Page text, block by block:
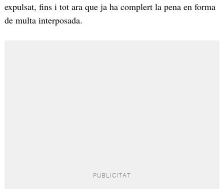
expulsat, fins i tot ara que ja ha complert la pena en forma
de multa interposada.